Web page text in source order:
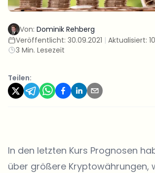
Von: Dominik Rehberg
Veröffentlicht: 30.09.2021 | Aktualisiert:
3 Min. Lesezeit
Teilen:
In den letzten Kurs Prognosen
über größere Kryptowährungen,